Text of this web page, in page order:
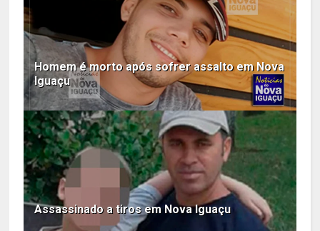
Homem é morto após sofrer assalto em Nova
Iguaçu
Assassinado a tiros em Nova Iguaçu